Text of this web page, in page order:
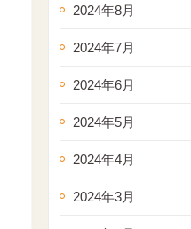
2024年8月
2024年7月
2024年6月
2024年5月
2024年4月
2024年3月